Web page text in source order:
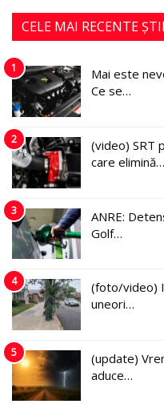
CELE MAI RECENTE
1
Mai este
Ce se…
2
(video) SRT
care elimină…
3
ANRE:
Golf…
4
(foto/video)
uneori…
5
(update)
aduce…